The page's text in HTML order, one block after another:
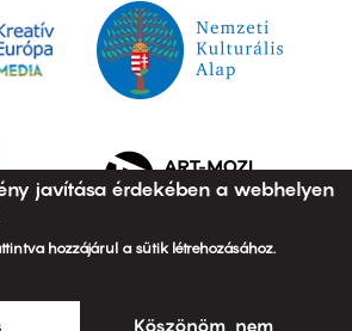
javítása érdekében a webhelyen
hozzájárul a sütik létrehozásához.
Köszönöm, nem